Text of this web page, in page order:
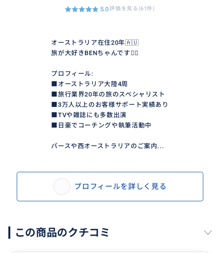
5.0評価を見る(61件)
オーストラリア在住20年🇦🇺
旅が大好きBENちゃんです✌🏻
プロフィール:
■オーストラリア大陸4周
■旅行業界20年の旅のスペシャリスト
■3万人以上のお客様サポート実績あり
■TVや雑誌にも多数出演
■日豪でコーチングや執筆活動中
パースや西オーストラリアのご案内...
プロフィールを詳しく見る
この商品のクチコミ